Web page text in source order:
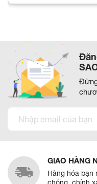
GIAO HÀNG
Hàng hóa bạn